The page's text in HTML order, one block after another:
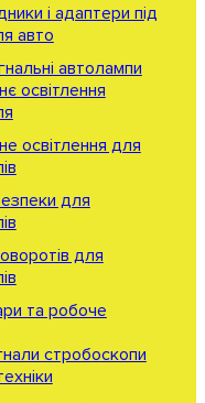
і адаптери під
авто
автолампи
освітлення
освітлення для
для
для
та робоче
стробоскопи